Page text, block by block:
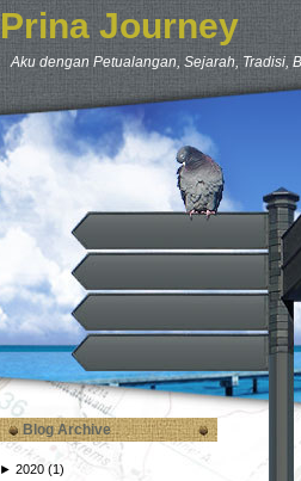
Prina Journey
Aku dengan Petualangan, Sejarah, Tradisi,
Blog Archive
► 2020 (1)